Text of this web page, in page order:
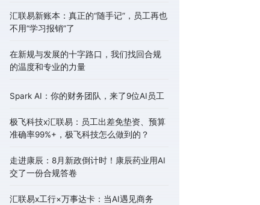
汇联易新账本：真正的“随手记”，员工再也
不用“学习报销”了
在新规与发展的十字路口，我们找回合规
的温度和专业的力量
Spark AI：你的财务团队，来了9位AI员工
极飞科技x汇联易：员工出差免垫资、预算
准确率99%+，极飞科技怎么做到的？
走进康辰：8月新政倒计时！康辰药业用AI
交了一份合规答卷
汇联易x工行×万事达卡：当AI遇见商务